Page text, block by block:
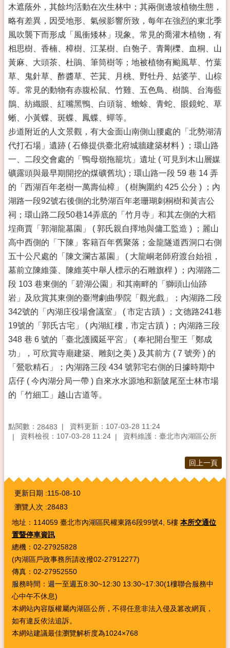
木遮蔭外，其餘均活動在次生林中；其兩側邊坡植物生態，
略有差異，因受地形、氣候影響所致，每年在強烈的東北季
風吹襲下而形成「風衝矮林」現象。常見的喬灌木植物，有
相思樹、香楠、樟樹、江某樹、白匏子、青剛櫟、血桐、山
黃麻、大頭茶、杜鵑、筆筒樹等；地被植物有颱風草、竹葉
草、鬼針草、酢醬草、芒萁、月桃、野牡丹、姑婆芋、山棕
等。常見的動物有赤腹松鼠、竹雞、五色鳥、樹鵲、台海藍
鵲、紡織眼、紅嘴黑鴨、白頭翁、蟾蜍、青蛇、眼鏡蛇、草
蜥、小黃蝶、斑蝶、鳳蝶、蟬等。
步道附近的人文景觀，有大金面山南側山腰處的「北勢湖清
代打石場」遺跡 ( 石條提供臺北府城牆建築材料 ) ；環山路
一、二段交會處的「鴨母嶺拖籠坑」遺址 ( 可見到木山層媒
礦露頭與最早期開挖的煤礦舊坑)；環山路一段 59 巷 14 弄
的「西湖百年老樹一萬壽仙樟」 ( 樹胸圍約 425 公分 ) ；內
湖路一段92號右後側的北勢湖百年老珊瑚刺桐樹和黃吉公
祠；環山路二段50巷14弄底的「竹月寺」和其左側的大稻
埕商賈「郭湖龍墓園」 ( 郭氏親自擇地與傭工監造 ) ；麗山
高中西側的「下陳」客籍百年舊聚落；金龍隧道西洞口右側
五十公尺處的「陳文瀾古墓園」 ( 大龍峒老師府渡台始祖，
墓前立陳維藻、陳維英中舉人標示的石雕旗桿 ) ；內湖路二
段 103 巷東側的「碧湖公園」和其南畔的「獅頭山仙跡
岩」及欣賞其東側的臺灣劇曲學院「觀光戲」；內湖路二段
342號的「內湖庄役場會議室」 ( 市定古蹟 ) ；文德路241巷
19號的「郭氏古宅」 ( 內湖紅樓，市定古蹟 ) ；內湖路三段
348 巷 6 號的「臺北護國延平宮」 ( 奉祀開台聖王「鄭成
功」，可欣賞寺廟建築、雕刻之美 ) 及其前方 ( 7 號旁 ) 的
「鶯歌精石」；內湖路三段 434 號郭宅右側的日據時期中
店仔 ( 今內湖分局一帶 ) 自來水水源地和新陂尾至士林市場
的「竹細工」越山古道等。
點閱數： 28483
資料更新：107-03-28 11:24
資料檢視：107-03-28 11:24
資料維護：臺北市內湖區公所
回上一頁
:::
更新日期
115-08-10
瀏覽人次 28483
地址：114059 臺北市內湖區民權東路6段99號4, 5樓 本所交通位
置暨停車資訊
總機：02-27925828
(內湖區戶政事務所請改撥02-27912277)
傳真：02-27952550
服務時間：週一至週五8:30~12:30 13:30~17:30(1樓聯合服務中
心中午不休息)
本網站內容版權屬內湖區公所，不得任意非法入侵及篡改網頁，
如有違反依法追訴。
本網站建議最佳瀏覽解析度為1024×768